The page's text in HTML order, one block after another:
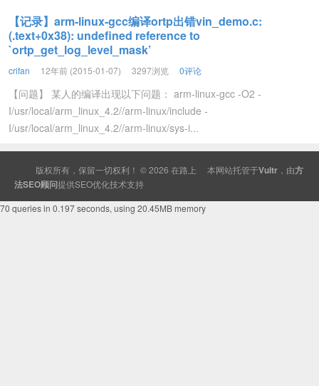
【记录】arm-linux-gcc编译ortp出错vin_demo.c:
(.text+0x38): undefined reference to
`ortp_get_log_level_mask’
crifan 12年前 (2015-01-07) 3297浏览 0评论
【问题】 某人的编译出现以下问题： arm-linux-gcc -O2 -
I/usr/local/arm_linux_4.2//arm-linux/include -
I/usr/local/arm_linux_4.2//arm-linux/sys-i...
版权所有，保留一切权利！ © 2026 在路上 本网站托管于Vultr ，由方
法SEO顾问提供SEO优化技术支持
70 queries in 0.197 seconds, using 20.45MB memory